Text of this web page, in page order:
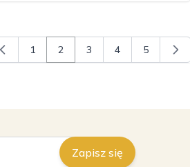
Strona
1 Aktualnie czytasz stronę
2 Strona
3 Strona
4 Strona
5
Zapisz się